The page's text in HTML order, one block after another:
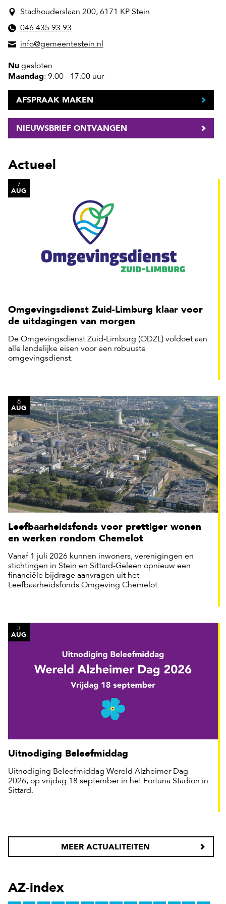
Stadhouderslaan 200, 6171 KP Stein
046 435 93 93
info@gemeentestein.nl
Nu gesloten
Maandag: 9.00 - 17.00 uur
AFSPRAAK MAKEN
NIEUWSBRIEF ONTVANGEN
Actueel
Omgevingsdienst Zuid-Limburg klaar voor
de uitdagingen van morgen
7
AUG
De Omgevingsdienst Zuid-Limburg (ODZL) voldoet aan
alle landelijke eisen voor een robuuste
omgevingsdienst.
Leefbaarheidsfonds voor prettiger wonen
en werken rondom Chemelot
6
AUG
Vanaf 1 juli 2026 kunnen inwoners, verenigingen en
stichtingen in Stein en Sittard-Geleen opnieuw een
financiële bijdrage aanvragen uit het
Leefbaarheidsfonds Omgeving Chemelot.
Uitnodiging Beleefmiddag
3
AUG
Uitnodiging Beleefmiddag Wereld Alzheimer Dag
2026, op vrijdag 18 september in het Fortuna Stadion in
Sittard.
MEER ACTUALITEITEN
AZ-index